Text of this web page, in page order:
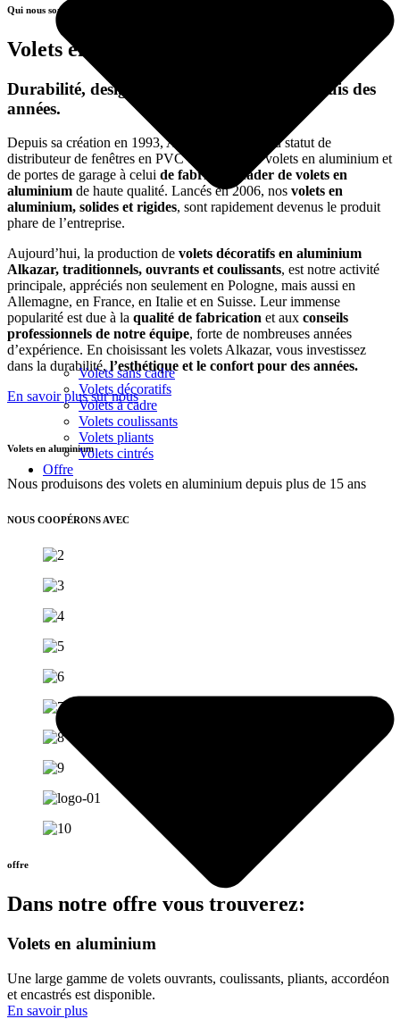
Volets sans cadre
Volets décoratifs
Volets à cadre
Volets coulissants
Volets pliants
Volets cintrés
Offre
Qui nous sommes
Volets en aluminium Alkazar
Durabilité, design et qualité européenne depuis des
années.
Depuis sa création en 1993, Alkazar est passé du statut de
distributeur de fenêtres en PVC et en bois, de volets en aluminium et
de portes de garage à celui de fabricant leader de volets en
aluminium de haute qualité. Lancés en 2006, nos volets en
aluminium, solides et rigides, sont rapidement devenus le produit
phare de l’entreprise.
Aujourd’hui, la production de volets décoratifs en aluminium
Alkazar, traditionnels, ouvrants et coulissants, est notre activité
principale, appréciés non seulement en Pologne, mais aussi en
Allemagne, en France, en Italie et en Suisse. Leur immense
popularité est due à la qualité de fabrication et aux conseils
professionnels de notre équipe, forte de nombreuses années
d’expérience. En choisissant les volets Alkazar, vous investissez
dans la durabilité,l’esthétique et le confort pour des années.
En savoir plus sur nous
Volets en aluminium
Nous produisons des volets en aluminium depuis plus de 15 ans
NOUS COOPÉRONS AVEC
offre
Dans notre offre vous trouverez:
Volets en aluminium
Une large gamme de volets ouvrants, coulissants, pliants, accordéon
et encastrés est disponible.
En savoir plus